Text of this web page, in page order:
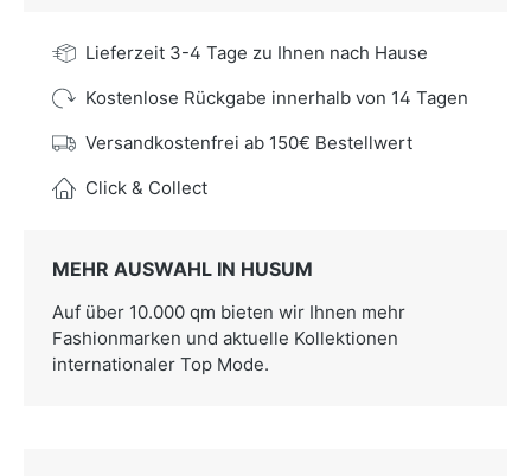
Lieferzeit 3-4 Tage zu Ihnen nach Hause
Kostenlose Rückgabe innerhalb von 14 Tagen
Versandkostenfrei ab 150€ Bestellwert
Click & Collect
MEHR AUSWAHL IN HUSUM
Auf über 10.000 qm bieten wir Ihnen mehr
Fashionmarken und aktuelle Kollektionen
internationaler Top Mode.